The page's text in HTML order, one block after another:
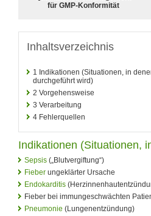
für GMP-Konformität
Inhaltsverzeichnis
1 Indikationen (Situationen, in
durchgeführt wird)
2 Vorgehensweise
3 Verarbeitung
4 Fehlerquellen
Indikationen (Situationen,
Sepsis („Blutvergiftung“)
Fieber ungeklärter Ursache
Endokarditis
Fieber bei immungeschwächten
Pneumonie (Lungenentzündung)